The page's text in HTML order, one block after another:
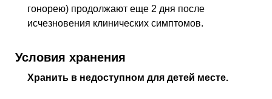
гонорею) продолжают еще 2 дня после
исчезновения клинических симптомов.
Условия хранения
Хранить в недоступном для детей месте.